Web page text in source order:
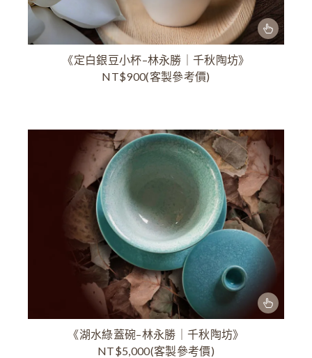
《定白銀豆小杯–林永勝｜千秋陶坊》
NT$900(客製參考價)
《湖水綠蓋碗–林永勝｜千秋陶坊》
NT$5,000(客製參考價)